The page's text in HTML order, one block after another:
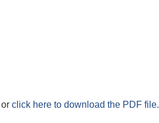
or click here to download the PDF file.